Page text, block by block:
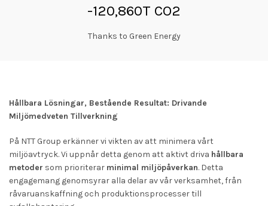
-120,860T CO2
Thanks to Green Energy
Hållbara Lösningar, Bestående Resultat: Drivande
Miljömedveten Tillverkning
På NTT Group erkänner vi vikten av att minimera vårt
miljöavtryck. Vi uppnår detta genom att aktivt driva hållbara
metoder som prioriterar minimal miljöpåverkan. Detta
engagemang genomsyrar alla delar av vår verksamhet, från
råvaruanskaffning och produktionsprocesser till